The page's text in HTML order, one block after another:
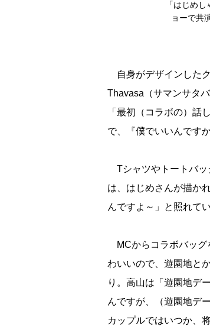
「はじめ
ョーで共
自身がデザインした
Thavasa（サマンサタ
「最初（コラボの）話
で、『僕でいいんです
Tシャツやトートバッ
は、はじめさんが描か
んですよ～」と照れてい
MCからコラボバッグ
わいいので、遊園地と
り。高山は「遊園地デ
んですが、（遊園地デ
カップルではいつか、